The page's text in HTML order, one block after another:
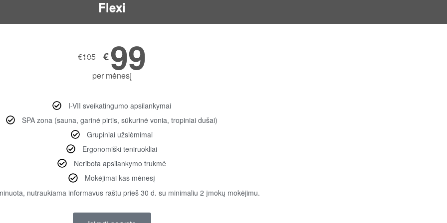
Flexi
€105 €99
per mėnesį
I-VII sveikatingumo apsilankymai
SPA zona (sauna, garinė pirtis, sūkurinė vonia, tropiniai dušai)
Grupiniai užsiėmimai
Ergonomiški teniruokliai
Neribota apsilankymo trukmė
Mokėjimai kas mėnesį
nutraukiama informavus raštu prieš 30 d. su minimaliu 2 įmokų mokėjimu.